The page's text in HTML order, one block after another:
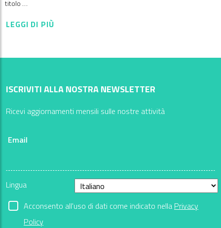
titolo …
LEGGI DI PIÙ
ISCRIVITI ALLA NOSTRA NEWSLETTER
Ricevi aggiornamenti mensili sulle nostre attività
Email
Lingua
Acconsento all'uso di dati come indicato nella Privacy
Policy